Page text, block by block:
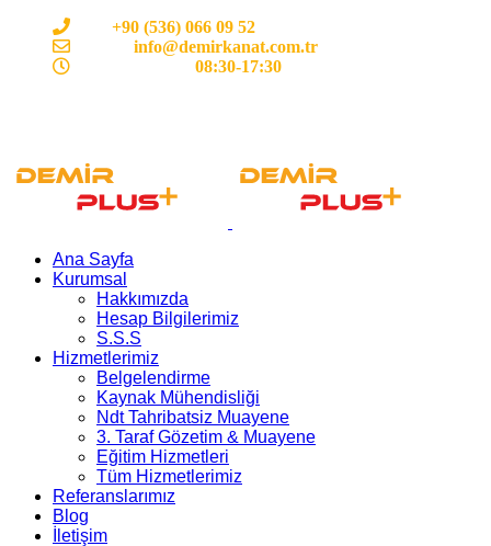
+90 (536) 066 09 52
info@demirkanat.com.tr
08:30-17:30
Ana Sayfa
Kurumsal
Hakkımızda
Hesap Bilgilerimiz
S.S.S
Hizmetlerimiz
Belgelendirme
Kaynak Mühendisliği
Ndt Tahribatsiz Muayene
3. Taraf Gözetim & Muayene
Eğitim Hizmetleri
Tüm Hizmetlerimiz
Referanslarımız
Blog
İletişim